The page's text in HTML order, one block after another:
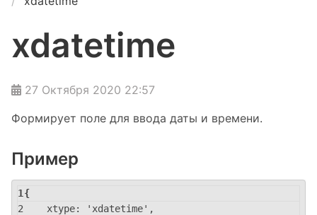
xdatetime
27 Октября 2020 22:57
Формирует поле для ввода даты и времени.
Пример
{
    xtype: 'xdatetime',